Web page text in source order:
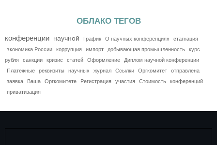
ОБЛАКО ТЕГОВ
конференции научной График О научных конференциях
стагнация
экономика России
коррупция импорт добывающая промышленность
курс
рубля
санкции кризис статей Оформление
Диплом научной конференции
Платежные
реквизиты научных журнал Ссылки Оргкомитет
отправлена
заявка
Ваша Оргкомитете Регистрация участия Стоимость
конференций
приватизация